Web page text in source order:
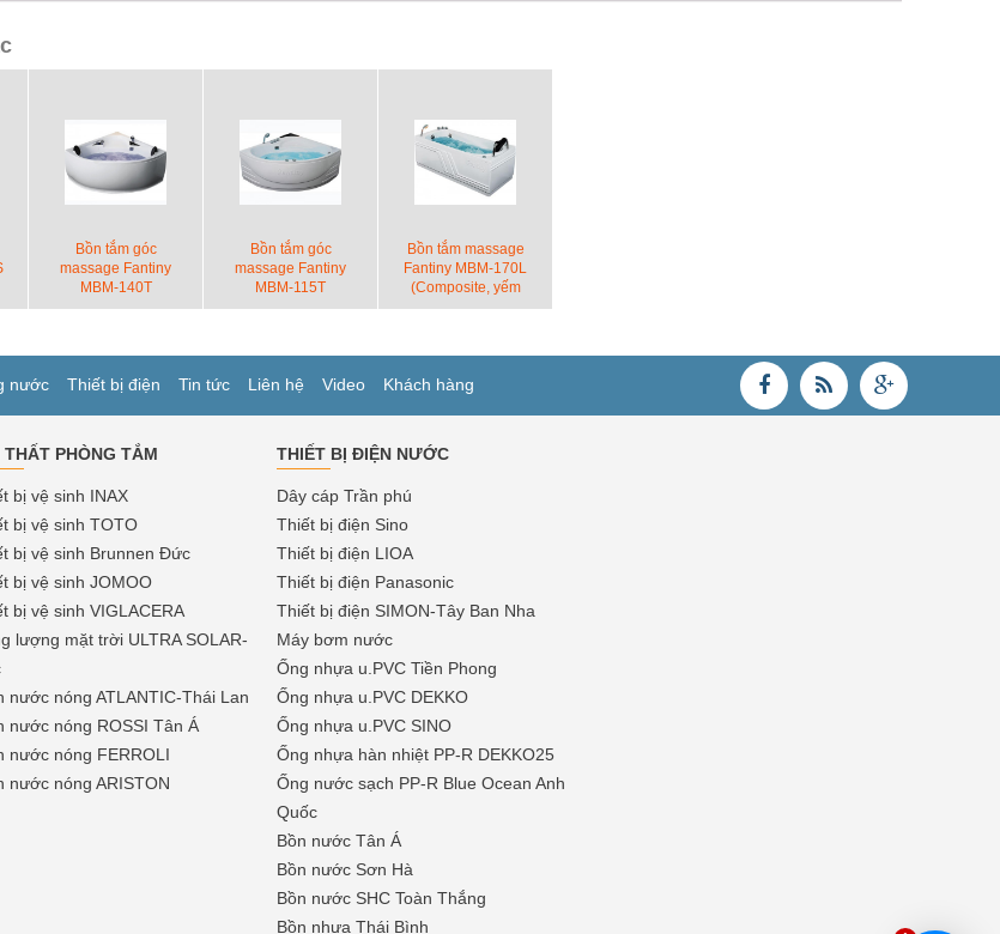
Bồn tắm góc
massage Fantiny
MBM-140T
(Composite)
Bồn tắm góc
massage Fantiny
MBM-115T
(Composite)
Bồn tắm massage
Fantiny MBM-170L
(Composite, yếm
trái)
nước Thiết bị điện Tin tức Liên hệ Video Khách hàng
THẤT PHÒNG TẮM
bị vệ sinh INAX
bị vệ sinh TOTO
bị vệ sinh Brunnen Đức
bị vệ sinh JOMOO
bị vệ sinh VIGLACERA
lượng mặt trời ULTRA SOLAR-
nước nóng ATLANTIC-Thái Lan
nước nóng ROSSI Tân Á
nước nóng FERROLI
nước nóng ARISTON
THIẾT BỊ ĐIỆN NƯỚC
Dây cáp Trần phú
Thiết bị điện Sino
Thiết bị điện LIOA
Thiết bị điện Panasonic
Thiết bị điện SIMON-Tây Ban Nha
Máy bơm nước
Ống nhựa u.PVC Tiền Phong
Ống nhựa u.PVC DEKKO
Ống nhựa u.PVC SINO
Ống nhựa hàn nhiệt PP-R DEKKO25
Ống nước sạch PP-R Blue Ocean Anh
Quốc
Bồn nước Tân Á
Bồn nước Sơn Hà
Bồn nước SHC Toàn Thắng
Bồn nhựa Thái Bình